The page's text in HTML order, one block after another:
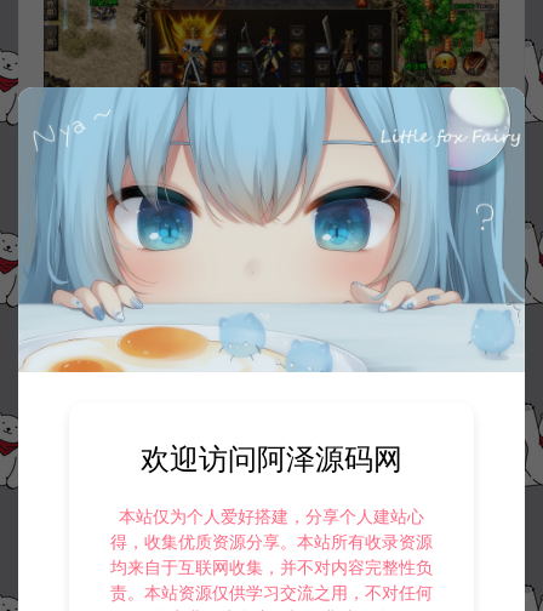
欢迎访问阿泽源码网
本站仅为个人爱好搭建，分享个人建站心
得，收集优质资源分享。本站所有收录资源
均来自于互联网收集，并不对内容完整性负
责。本站资源仅供学习交流之用，不对任何